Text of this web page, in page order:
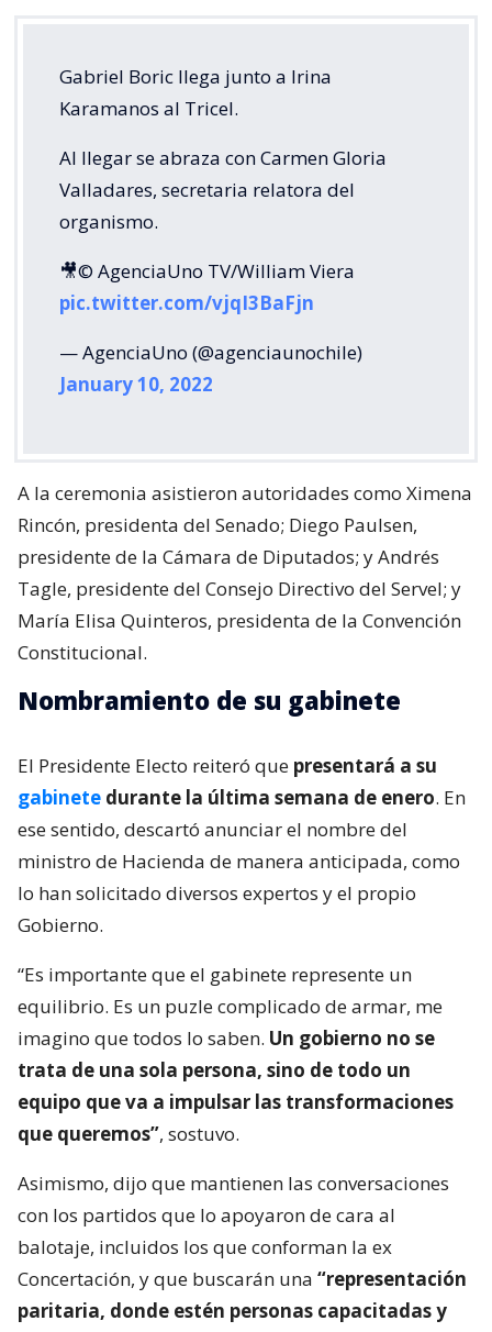
Gabriel Boric llega junto a Irina
Karamanos al Tricel.
Al llegar se abraza con Carmen Gloria
Valladares, secretaria relatora del
organismo.
🎥© AgenciaUno TV/William Viera
pic.twitter.com/vjqI3BaFjn
— AgenciaUno (@agenciaunochile)
January 10, 2022
A la ceremonia asistieron autoridades como Ximena
Rincón, presidenta del Senado; Diego Paulsen,
presidente de la Cámara de Diputados; y Andrés
Tagle, presidente del Consejo Directivo del Servel; y
María Elisa Quinteros, presidenta de la Convención
Constitucional.
Nombramiento de su gabinete
El Presidente Electo reiteró que presentará a su
gabinete durante la última semana de enero. En
ese sentido, descartó anunciar el nombre del
ministro de Hacienda de manera anticipada, como
lo han solicitado diversos expertos y el propio
Gobierno.
“Es importante que el gabinete represente un
equilibrio. Es un puzle complicado de armar, me
imagino que todos lo saben. Un gobierno no se
trata de una sola persona, sino de todo un
equipo que va a impulsar las transformaciones
que queremos”, sostuvo.
Asimismo, dijo que mantienen las conversaciones
con los partidos que lo apoyaron de cara al
balotaje, incluidos los que conforman la ex
Concertación, y que buscarán una “representación
paritaria, donde estén personas capacitadas y